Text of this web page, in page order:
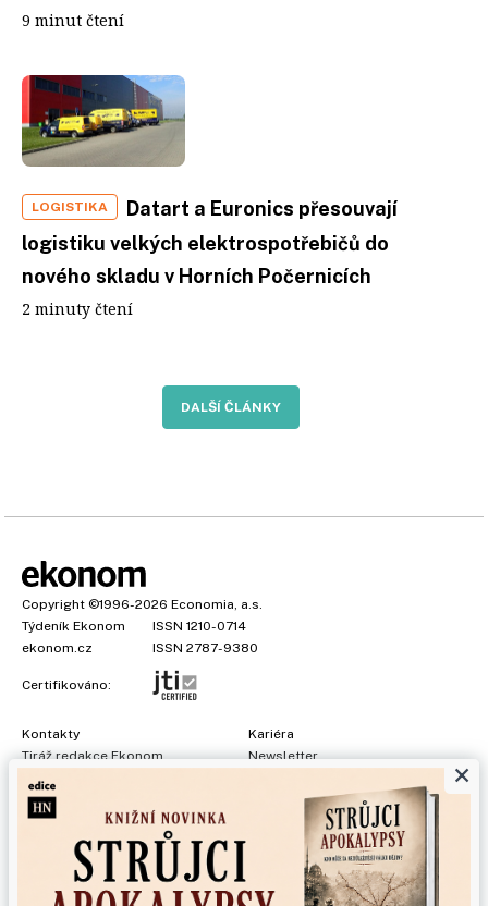
9 minut čtení
LOGISTIKA
Datart a Euronics přesouvají
logistiku velkých elektrospotřebičů do
nového skladu v Horních Počernicích
2 minuty čtení
DALŠÍ ČLÁNKY
Copyright ©1996-2026 Economia, a.s.
Týdeník Ekonom
ISSN 1210-0714
ekonom.cz
ISSN 2787-9380
Certifikováno:
Kontakty
Tiráž redakce Ekonom
Předplatné
Kariéra
Newsletter
Prohlášení o cookies
Ochrana osobních údajů
, obchodní garant:Adéla Formáčková,+420 739 500 832
×